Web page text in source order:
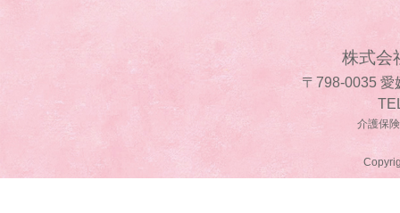
株式会
〒798-0035 愛
介護保